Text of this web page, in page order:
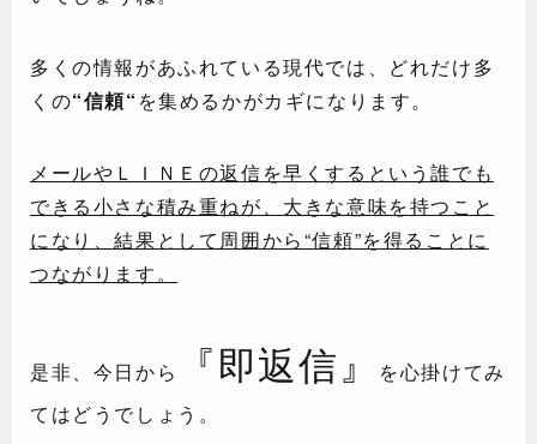
多くの情報があふれている現代では、どれだけ多
くの“信頼“ を集めるかがカギになります。
メールやＬＩＮＥの返信を早くするという誰でも
できる小さな積み重ねが、大きな意味を持つこと
になり、結果として周囲から“信頼”を得ることに
つながります。
是非、今日から 『即返信』
を心掛けてみ
てはどうでしょう。